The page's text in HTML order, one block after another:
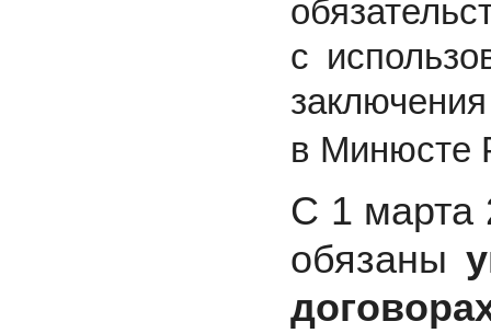
с
в Минюсте
С 1 марта
обязаны